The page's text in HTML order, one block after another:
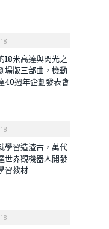
18米高達與閃光之
場版三部曲，機動
40週年企劃發表會
學習造渣古，萬代
世界觀機器人開發
習教材